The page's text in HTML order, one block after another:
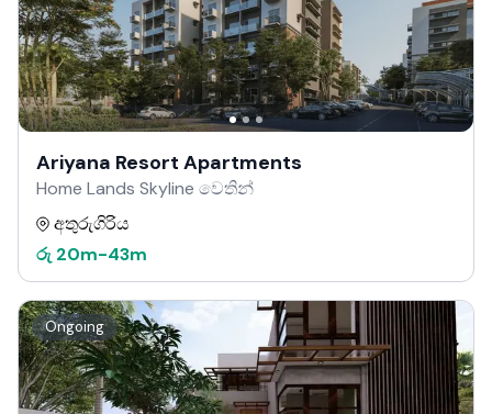
Ariyana Resort Apartments
Home Lands Skyline වෙතින්
අතුරුගිරිය
රු 20m-43m
Ongoing